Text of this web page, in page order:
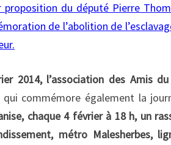
E
proposition du député Pierre
de l’abolition de
2014, l’association des Amis
qui commémore également la
chaque 4 février à 18 h, un
métro Malesherbes,